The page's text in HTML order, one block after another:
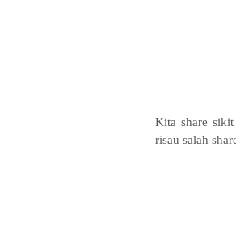
Kita share sikit
risau salah